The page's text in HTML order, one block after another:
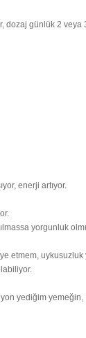
dozaj günlük 2 veya
enerji artıyor.
yorgunluk
etmem, uykusuzluk
yediğim